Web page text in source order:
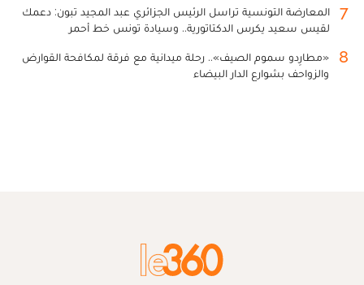
7
المعارضة التونسية تراسل الرئيس الجزائري عبد المجيد تبون: دعمك
لقيس سعيد يكرس الدكتاتورية.. وسيادة تونس خط أحمر
8
«مطارِدو سموم الصيف».. رحلة ميدانية مع فرقة لمكافحة القوارض
والزواحف بشوارع الدار البيضاء